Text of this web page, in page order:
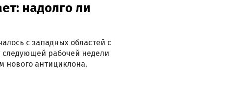
надолго ли
с западных областей с
рабочей недели
нового антициклона.